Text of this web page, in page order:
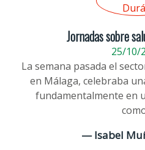
Jornadas sobre
25/10/
La semana pasada el
en Málaga, celebraba
fundamentalmente en
— Isabel